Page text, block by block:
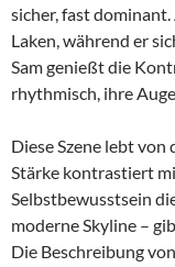
sicher, fast
Laken, während er
Sam genießt die
rhythmisch, ihre
Diese Szene lebt
Stärke kontrastiert
Selbstbewusstsein
moderne Skyline –
Die Beschreibung